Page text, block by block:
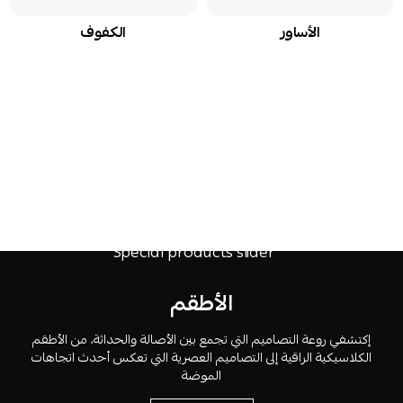
الأساور الكفوف
الأطقم
إكتشفي روعة التصاميم التي تجمع بين الأصالة والحداثة، من الأطقم
الكلاسيكية الراقية إلى التصاميم العصرية التي تعكس أحدث اتجاهات
الموضة